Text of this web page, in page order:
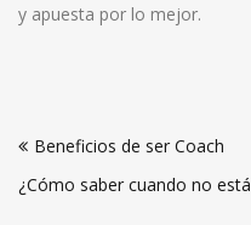
y apuesta por lo mejor.
de
entradas
Beneficios de ser Coach
¿Cómo saber cuando no